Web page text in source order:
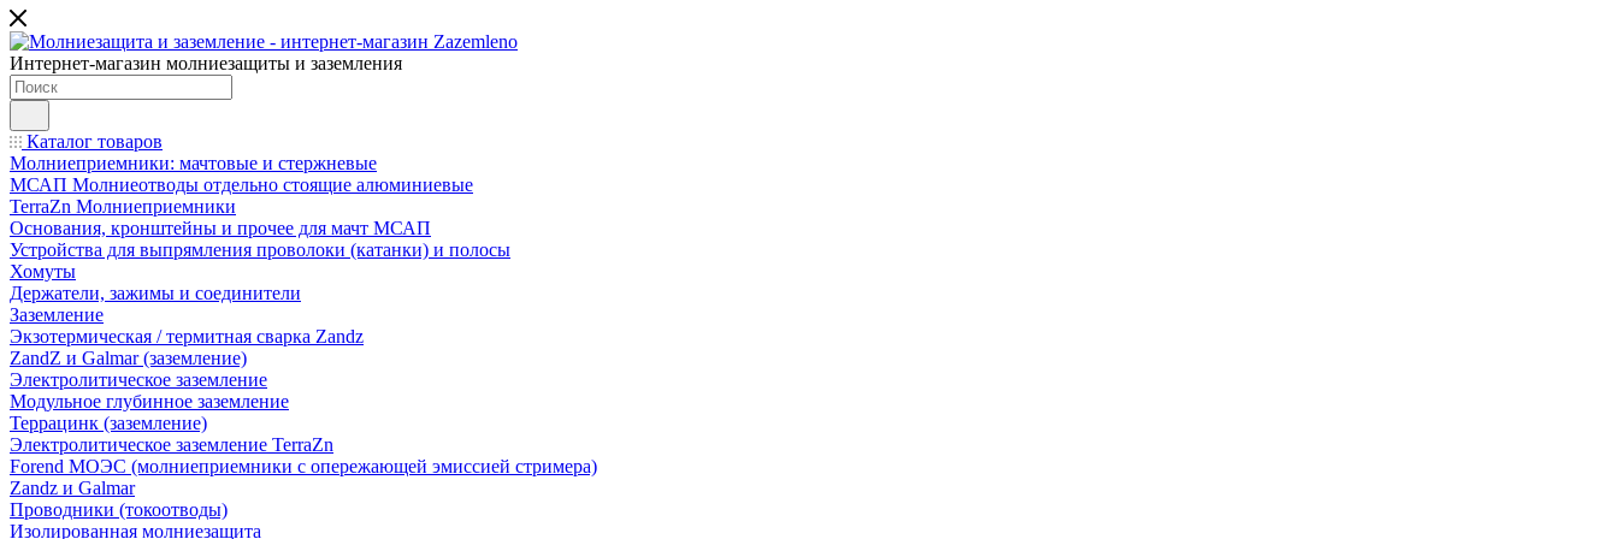
Интернет-магазин молниезащиты и заземления
Каталог товаров
Молниеприемники: мачтовые и стержневые
МСАП Молниеотводы отдельно стоящие алюминиевые
TerraZn Молниеприемники
Основания, кронштейны и прочее для мачт МСАП
Устройства для выпрямления проволоки (катанки) и полосы
Хомуты
Держатели, зажимы и соединители
Заземление
Экзотермическая / термитная сварка Zandz
ZandZ и Galmar (заземление)
Электролитическое заземление
Модульное глубинное заземление
Террацинк (заземление)
Электролитическое заземление TerraZn
Forend МОЭС (молниеприемники с опережающей эмиссией стримера)
Zandz и Galmar
Проводники (токоотводы)
Изолированная молниезащита